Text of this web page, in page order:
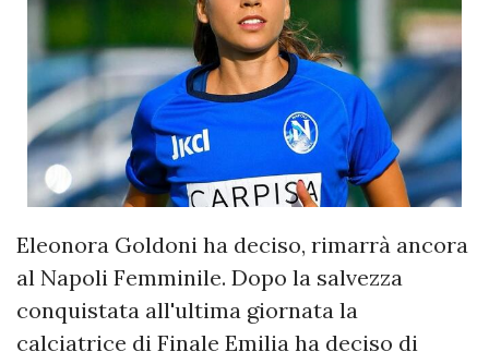
Eleonora Goldoni ha deciso, rimarrà ancora
al Napoli Femminile. Dopo la salvezza
conquistata all'ultima giornata la
calciatrice di Finale Emilia ha deciso di